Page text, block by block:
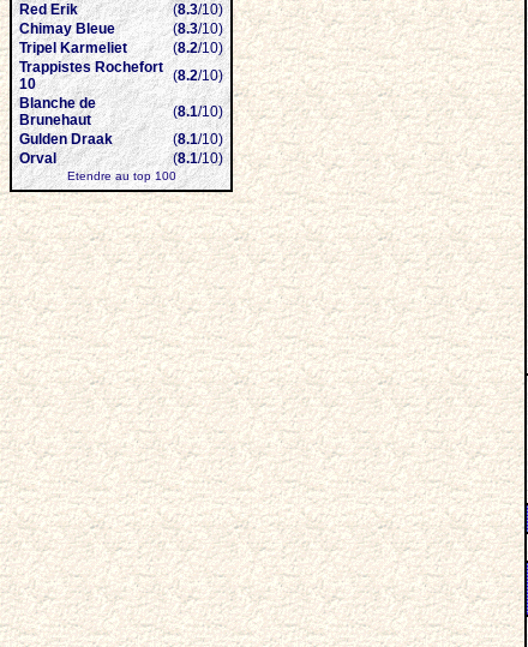
Red Erik
(8.3/10)
Chimay Bleue
(8.3/10)
Tripel Karmeliet
(8.2/10)
Trappistes Rochefort
10
(8.2/10)
Blanche de
Brunehaut
(8.1/10)
Gulden Draak
(8.1/10)
Orval
(8.1/10)
Etendre au top 100